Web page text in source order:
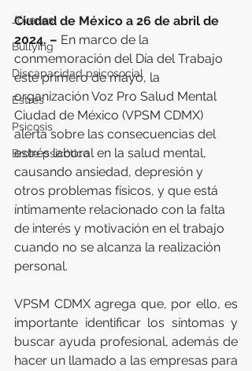
Jóvenes
Bullying
Discapacidad psicosocial
Estrés
Psicosis
Brote psicótico
Ciudad de México a 26 de abril de
2024. – En marco de la
conmemoración del Día del Trabajo
este primero de mayo, la
organización Voz Pro Salud Mental
Ciudad de México (VPSM CDMX)
alerta sobre las consecuencias del
estrés laboral en la salud mental,
causando ansiedad, depresión y
otros problemas físicos, y que está
íntimamente relacionado con la falta
de interés y motivación en el trabajo
cuando no se alcanza la realización
personal.
VPSM CDMX agrega que, por ello, es
importante identificar los síntomas y
buscar ayuda profesional, además de
hacer un llamado a las empresas para